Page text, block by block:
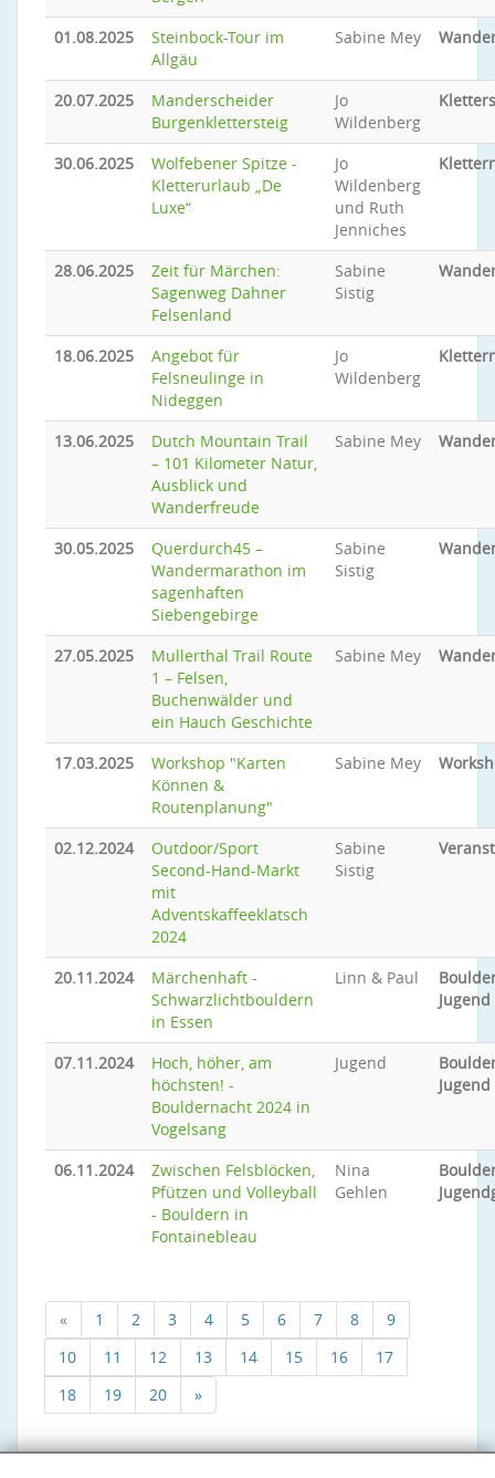
01.08.2025
Steinbock-Tour im
Allgäu
Sabine Mey
20.07.2025
Manderscheider
Burgenklettersteig
Jo
Wildenberg
30.06.2025
Wolfebener Spitze -
Kletterurlaub „De
Luxe“
Jo
Wildenberg
und Ruth
Jenniches
28.06.2025
Zeit für Märchen:
Sagenweg Dahner
Felsenland
Sabine
Sistig
18.06.2025
Angebot für
Felsneulinge in
Nideggen
Jo
Wildenberg
13.06.2025
Dutch Mountain Trail
– 101 Kilometer Natur,
Ausblick und
Wanderfreude
Sabine Mey
30.05.2025
Querdurch45 –
Wandermarathon im
sagenhaften
Siebengebirge
Sabine
Sistig
27.05.2025
Mullerthal Trail Route
1 – Felsen,
Buchenwälder und
ein Hauch Geschichte
Sabine Mey
17.03.2025
Workshop "Karten
Können &
Routenplanung"
Sabine Mey
02.12.2024
Outdoor/Sport
Second-Hand-Markt
mit
Adventskaffeeklatsch
2024
Sabine
Sistig
20.11.2024
Märchenhaft -
Schwarzlichtbouldern
in Essen
Linn & Paul
Jugend
07.11.2024
Hoch, höher, am
höchsten! -
Bouldernacht 2024 in
Vogelsang
Jugend
Jugend
06.11.2024
Zwischen Felsblöcken,
Pfützen und Volleyball
- Bouldern in
Fontainebleau
Nina
Gehlen
« 1 2 3 4 5 6 7 8
9
10
11 12 13 14 15 16
17
18
19 20 »